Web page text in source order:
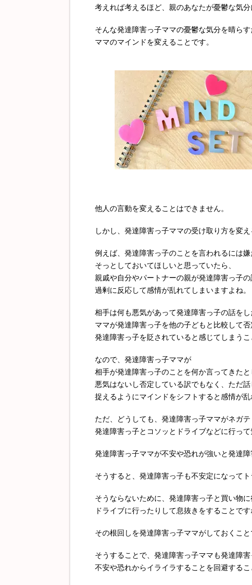
考えれば考えるほど、親のあなたが憂鬱な気分
そんな発達障害っ子ママの憂鬱な気分を晴らす
ママのマインドを変えることです。
他人の言動を変えることはできません。
しかし、発達障害っ子ママの受け取り方を変え
例えば、発達障害っ子のことを言われるには嫌
そっとしておいてほしいと思っていたら、
親戚や自分やパートナーの親が発達障害っ子の
過剰に反応して感情が乱れてしまいますよね。
相手は何も悪気があって発達障害っ子の話をし
ママが発達障害っ子を他の子どもと比較して否
発達障害っ子を貶されていると感じてしまうこ
なので、発達障害っ子ママが
相手が発達障害っ子のことを何か言ってきたと
悪気はないし否定している訳でもなく、ただ話
捉えるようにマインドをシフトすると感情が乱
ただ、どうしても、発達障害っ子ママがネガ
発達障害っ子とコソッとドライブなどに行って
発達障害っ子ママが不安や恐れが強いと発達障
そうすると、発達障害っ子も不安定になってト
そうならないために、発達障害っ子と買い物に
ドライブに行ったりして息抜きをすることです
その根回しを発達障害っ子ママがしておくこと
そうすることで、発達障害っ子ママも発達障害
不安や恐れからイライラすることを回避するこ